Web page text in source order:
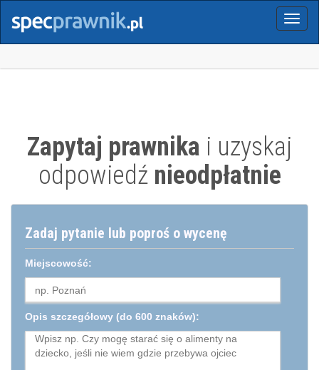
Menu
Zapytaj prawnika i uzyskaj
odpowiedźnieodpłatnie
Zadaj pytanie lub poproś o wycenę
Miejscowość:
Opis szczegółowy (do 600 znaków):